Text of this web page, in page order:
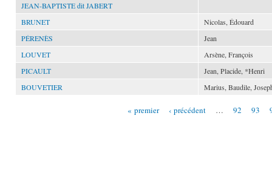
JEAN-BAPTISTE dit JABERT
BRUNET
Nicolas, Édouard
PÉRENÈS
Jean
LOUVET
Arsène, François
PICAULT
Jean, Placide, *Henri
BOUVETIER
Marius, Baudile,
« premier ‹ précédent … 92 93